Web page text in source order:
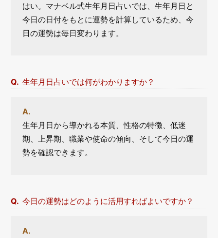
はい。マナベル式生年月日占いでは、生年月日と
今日の日付をもとに運勢を計算しているため、今
日の運勢は毎日変わります。
生年月日占いでは何がわかりますか？
生年月日から導かれる本質、性格の特徴、低迷
期、上昇期、職業や使命の傾向、そして今日の運
勢を確認できます。
今日の運勢はどのように活用すればよいですか？